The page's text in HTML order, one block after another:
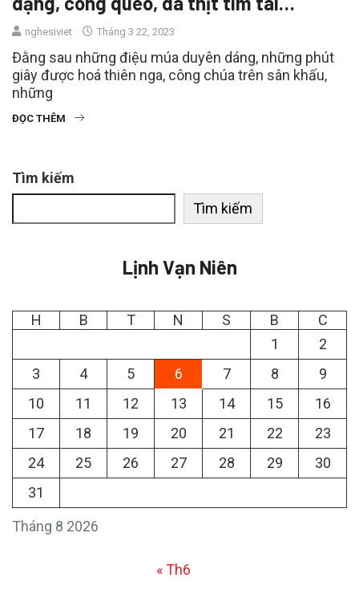
nghesiviet Tháng 3 22, 2023
Đằng sau những điệu múa duyên dáng, những phút
giây được hoá thiên nga, công chúa trên sân khấu,
những
ĐỌC THÊM
Tìm kiếm
Tìm kiếm
Lịnh Vạn Niên
Tháng 8 2026
H B T N S B
C
1
2
3
4 5 6 7 8
9
10
11 12 13 14 15
16
17
18 19 20 21 22
23
24
25 26 27 28 29
30
31
« Th6